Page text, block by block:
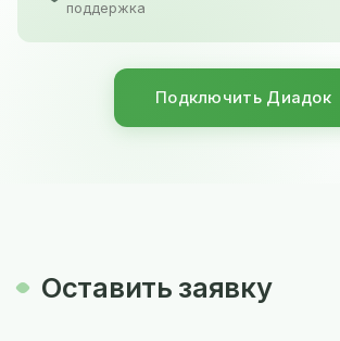
поддержка
Подключить Диадок
Оставить заявку